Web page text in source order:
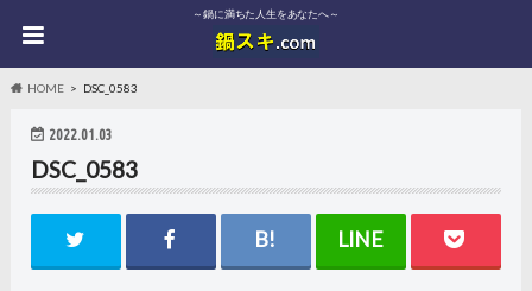
～鍋に満ちた人生をあなたへ～
HOME DSC_0583
2022.01.03
DSC_0583